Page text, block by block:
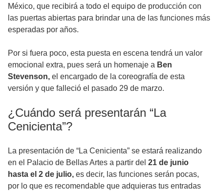
México, que recibirá a todo el equipo de producción con
las puertas abiertas para brindar una de las funciones más
esperadas por años.
Por si fuera poco, esta puesta en escena tendrá un valor
emocional extra, pues será un homenaje a Ben
Stevenson, el encargado de la coreografía de esta
versión y que falleció el pasado 29 de marzo.
¿Cuándo será presentarán “La
Cenicienta”?
La presentación de “La Cenicienta” se estará realizando
en el Palacio de Bellas Artes a partir del 21 de junio
hasta el 2 de julio, es decir, las funciones serán pocas,
por lo que es recomendable que adquieras tus entradas